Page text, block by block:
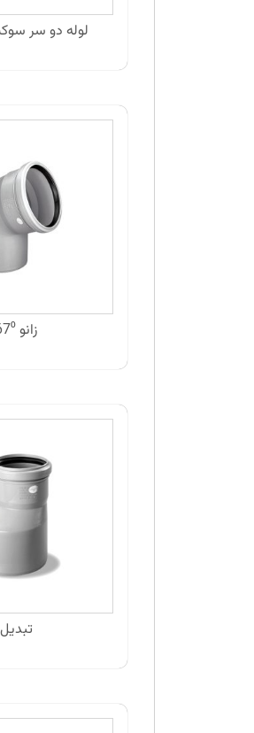
لوله دو سر
زانو 67⁰
تبدیل